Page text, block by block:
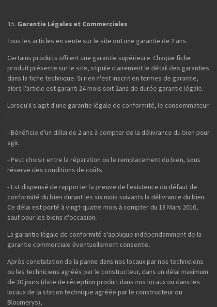
Garantie Légales et Commerciales
Tous les articles en vente sur le site ont une garantie de 2 ans.
Certains produits offrent une garantie supérieure. Chaque fiche
produit présente sur le site, stipule clairement le détail des garanties
dans la fiche technique. Si rien n'est inscrit en termes de garantie,
alors l'article est garanti 24 mois soit 2ans de durée garantie légale.
Lorsqu'il s'agit d'une garantie légale de conformité, le consommateur
:
- Bénéficie d'un délai de 2 ans à compter de la délivrance du bien pour
agir.
- Peut choisir entre la réparation ou le remplacement du bien, sous
réserve des conditions de coûts.
- Est dispensé de rapporter la preuve de l'existence du défaut de
conformité du bien durant les six mois suivants la délivrance du bien.
Ce délai est porté à vingt-quatre mois à compter du 18 Mars 2016,
sauf pour les biens d'occasion.
La garantie légale de conformité s'applique indépendamment de la
garantie commerciale éventuellement consentie.
Après constatation de la panne dans nos locaux par nos techniciens
ou les techniciens agréés par le constructeur, dans un délai maximum
de 30 jours (date de réception produit dans nos locaux ou dans les
locaux de la station technique agréée par le constructeur ou
Bloumerys),